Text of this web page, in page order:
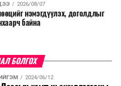
2026/08/07
нэмэгдүүлэх, доголдлыг
байна
БОЛГОХ
2024/06/12